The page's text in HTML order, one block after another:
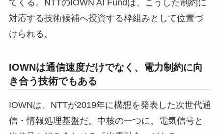
てくる。NTTのIOWN AI Fundは、こうした制約に
対応する技術候補へ投資する枠組みとして位置づ
けられる。
IOWNは通信速度だけでなく、電力制約に向
き合う技術でもある
IOWNは、NTTが2019年に構想を発表した次世代通
信・情報処理基盤だ。中核の一つに、電気信号と